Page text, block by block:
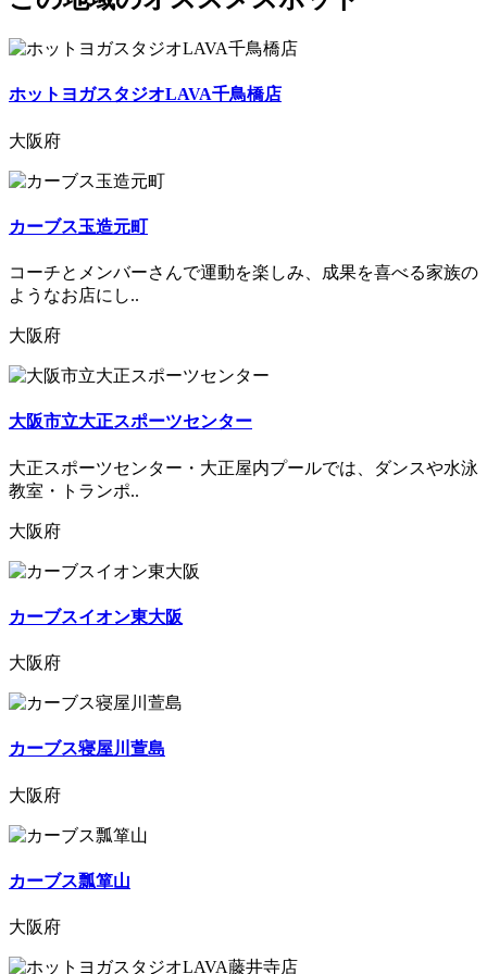
ホットヨガスタジオLAVA千鳥橋店
大阪府
カーブス玉造元町
コーチとメンバーさんで運動を楽しみ、成果を喜べる家族の
ようなお店にし..
大阪府
大阪市立大正スポーツセンター
大正スポーツセンター・大正屋内プールでは、ダンスや水泳
教室・トランポ..
大阪府
カーブスイオン東大阪
大阪府
カーブス寝屋川萱島
大阪府
カーブス瓢箪山
大阪府